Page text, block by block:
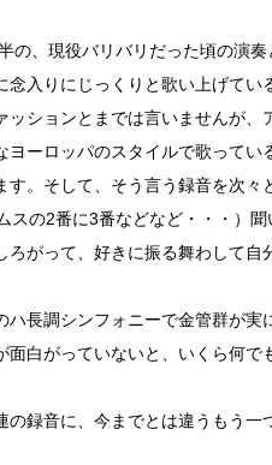
の、現役バリバリだった頃の演
念入りにじっくりと歌い上げてい
ッションとまでは言いませんが
ヨーロッパのスタイルで歌って
す。そして、そう言う録音を次
スの2番に3番などなど・・・）
ろがって、好きに振る舞わして
ハ長調シンフォニーで金管群が
面白がっていないと、いくら何
の録音に、今までとは違うもう一